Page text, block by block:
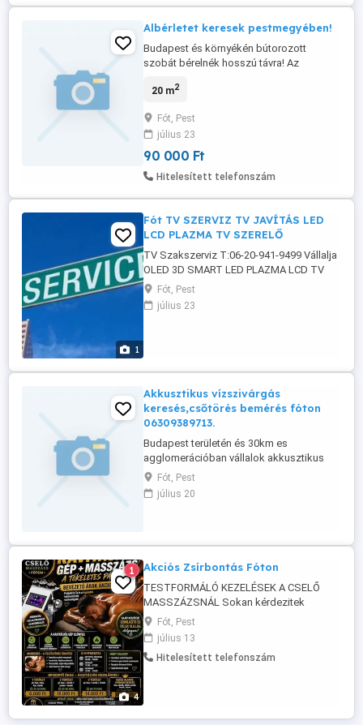
Albérletet keresek pestmegyében!
Budapest és környékén bútorozott
szobát bérelnék hosszú távra! Az
ezer forintig rezsivel együtt! Középkorú
szerető! Mindent meghallgatok viszont
nem partnert keresek hanem albérletet!
Kaució 1 havi részletben! Szuterin és ...
20 m2
Fót, Pest
július 23
90 000 Ft
Hitelesített telefonszám
1
Fót TV SZERVIZ TV JAVÍTÁS LED
LCD PLAZMA TV SZERELŐ
TV Szakszerviz T:06-20-941-9499 Vállalja
OLED 3D SMART LED PLAZMA LCD TV
televízió javítását egyeztetett időpontban
garanciával. TV szerelő helyszíni
kiszállással Budapest I. II. III. IV. V. VI. VII.
Fót, Pest
július 23
Akkusztikus vízszivárgás
keresés,csőtörés bemérés fóton
06309389713.
Budapest területén és 30km es
agglomerációban vállalok akkusztikus
vízszivárgás keresést, hőkamerás
vízszivárgás keresést,csőtörés bemérést
rövid határidővel.
Fót, Pest
július 20
4
1 Akciós Zsírbontás Fóton
TESTFORMÁLÓ KEZELÉSEK A CSELŐ
MASSZÁZSNÁL Sokan kérdezitek
hogyan működik a kezelés, milyen
gyakran érdemes jönni és mikor látható az
eredmény AJÁNLOTT KEZELÉSI
GYAKORISÁG Intenzív kúra: heti 2-3
Fót, Pest
július 13
Hitelesített telefonszám